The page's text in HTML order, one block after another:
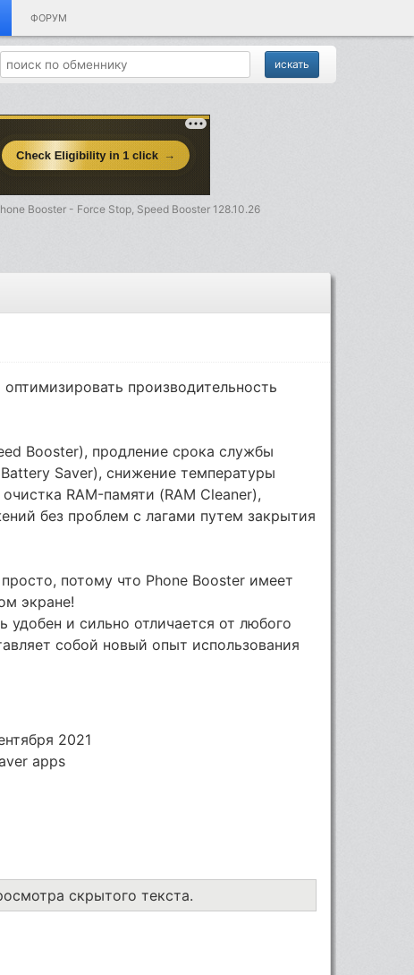
ФОРУМ
Booster - Force Stop, Speed Booster 128.10.26
производительность
​​Booster), продление срока службы
Saver), снижение температуры
RAM-памяти (RAM Cleaner),
без проблем с лагами путем закрытия
потому что Phone Booster имеет
экране!
удобен и сильно отличается от любого
собой новый опыт использования
2021
apps
скрытого текста.